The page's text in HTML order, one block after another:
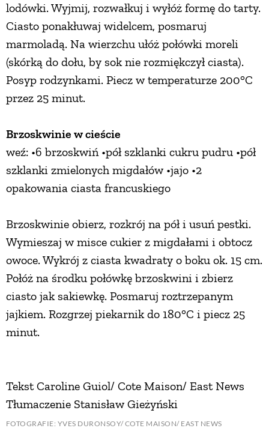
lodówki. Wyjmij, rozwałkuj i wyłóż formę do tarty.
Ciasto ponakłuwaj widelcem, posmaruj
marmoladą. Na wierzchu ułóż połówki moreli
(skórką do dołu, by sok nie rozmiękczył ciasta).
Posyp rodzynkami. Piecz w temperaturze 200°C
przez 25 minut.
Brzoskwinie w cieście
weź: •6 brzoskwiń •pół szklanki cukru pudru •pół
szklanki zmielonych migdałów •jajo •2
opakowania ciasta francuskiego
Brzoskwinie obierz, rozkrój na pół i usuń pestki.
Wymieszaj w misce cukier z migdałami i obtocz
owoce. Wykrój z ciasta kwadraty o boku ok. 15 cm.
Połóż na środku połówkę brzoskwini i zbierz
ciasto jak sakiewkę. Posmaruj roztrzepanym
jajkiem. Rozgrzej piekarnik do 180°C i piecz 25
minut.
Tekst Caroline Guiol/ Cote Maison/ East News
Tłumaczenie Stanisław Gieżyński
FOTOGRAFIE: YVES DURONSOY/ COTE MAISON/ EAST NEWS